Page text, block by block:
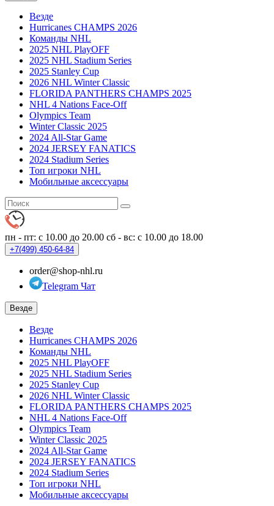
Везде
Hurricanes CHAMPS 2026
Команды NHL
2025 NHL PlayOFF
2025 NHL Stadium Series
2025 Stanley Cup
2026 NHL Winter Classic
FLORIDA PANTHERS CHAMPS 2025
NHL 4 Nations Face-Off
Olympics Team
Winter Classic 2025
2024 All-Star Game
2024 JERSEY FANATICS
2024 Stadium Series
Топ игроки NHL
Мобильные аксессуары
пн - пт: с 10.00 до 20.00 сб - вс: с 10.00 до 18.00
+7(499) 450-64-84
order@shop-nhl.ru
Telegram Чат
Везде
Везде
Hurricanes CHAMPS 2026
Команды NHL
2025 NHL PlayOFF
2025 NHL Stadium Series
2025 Stanley Cup
2026 NHL Winter Classic
FLORIDA PANTHERS CHAMPS 2025
NHL 4 Nations Face-Off
Olympics Team
Winter Classic 2025
2024 All-Star Game
2024 JERSEY FANATICS
2024 Stadium Series
Топ игроки NHL
Мобильные аксессуары